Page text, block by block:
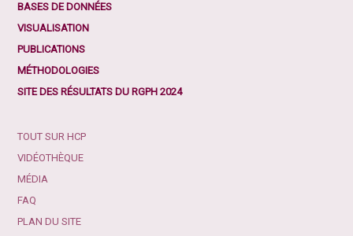
BASES DE DONNÉES
VISUALISATION
PUBLICATIONS
MÉTHODOLOGIES
SITE DES RÉSULTATS DU RGPH 2024
TOUT SUR HCP
VIDÉOTHÈQUE
MÉDIA
FAQ
PLAN DU SITE